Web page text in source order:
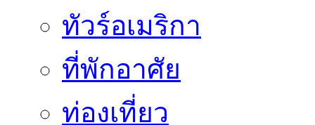
ทัวร์อเมริกา
ที่พักอาศัย
ท่องเที่ยว